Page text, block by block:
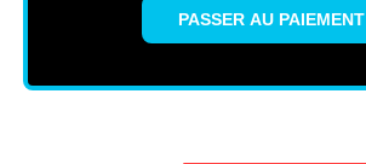
PASSER AU PAIEMENT